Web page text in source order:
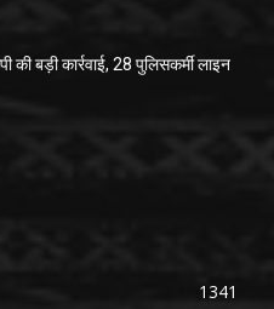
की बड़ी कार्रवाई, 28 पुलिसकर्मी लाइन
1341